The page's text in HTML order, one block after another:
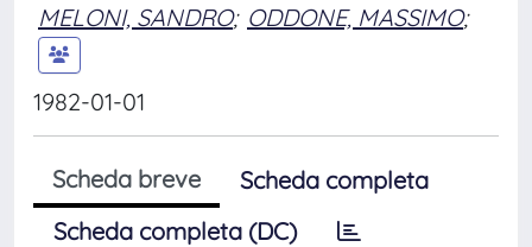
MELONI, SANDRO; ODDONE, MASSIMO;
1982-01-01
Scheda breve
Scheda completa
Scheda completa (DC)